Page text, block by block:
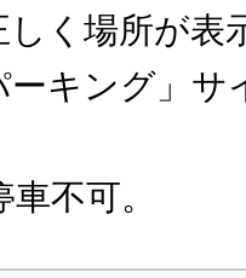
く場所が表
ーキング」サ
不可。